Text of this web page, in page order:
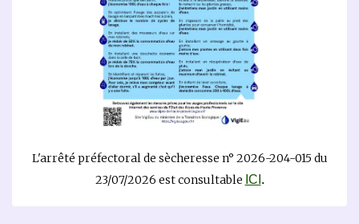
L'arrêté préfectoral de sècheresse n° 2026-204-015 du
23/07/2026 est consultable ICI .